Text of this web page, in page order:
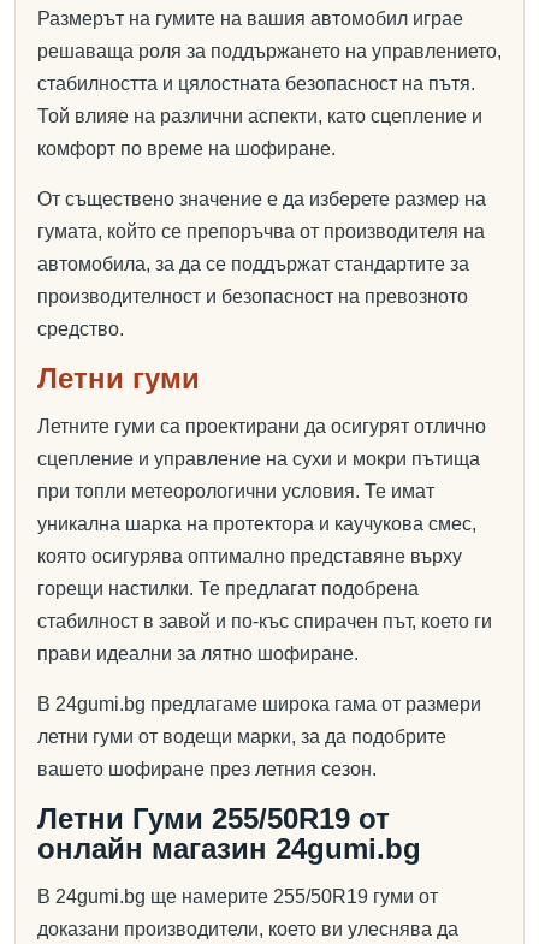
Размерът на гумите на вашия автомобил играе
решаваща роля за поддържането на управлението,
стабилността и цялостната безопасност на пътя.
Той влияе на различни аспекти, като сцепление и
комфорт по време на шофиране.
От съществено значение е да изберете размер на
гумата, който се препоръчва от производителя на
автомобила, за да се поддържат стандартите за
производителност и безопасност на превозното
средство.
Летни гуми
Летните гуми са проектирани да осигурят отлично
сцепление и управление на сухи и мокри пътища
при топли метеорологични условия. Те имат
уникална шарка на протектора и каучукова смес,
която осигурява оптимално представяне върху
горещи настилки. Те предлагат подобрена
стабилност в завой и по-къс спирачен път, което ги
прави идеални за лятно шофиране.
В 24gumi.bg предлагаме широка гама от размери
летни гуми от водещи марки, за да подобрите
вашето шофиране през летния сезон.
Летни Гуми 255/50R19 от
онлайн магазин 24gumi.bg
В 24gumi.bg ще намерите 255/50R19 гуми от
доказани производители, което ви улеснява да